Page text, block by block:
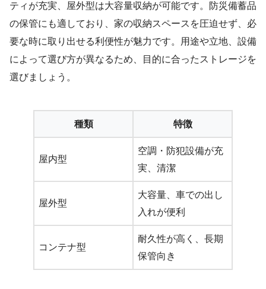
ティが充実、屋外型は大容量収納が可能です。防災備蓄品
の保管にも適しており、家の収納スペースを圧迫せず、必
要な時に取り出せる利便性が魅力です。用途や立地、設備
によって選び方が異なるため、目的に合ったストレージを
選びましょう。
種類 特徴
屋内型
空調・防犯設備が充
実、清潔
屋外型
大容量、車での出し
入れが便利
コンテナ型
耐久性が高く、長期
保管向き